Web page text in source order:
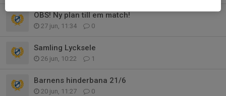
OBS! Ny plan till em match!
27 jun, 11:34 0
Samling Lycksele
26 jun, 10:22 1
Barnens hinderbana 21/6
20 jun, 11:27 0